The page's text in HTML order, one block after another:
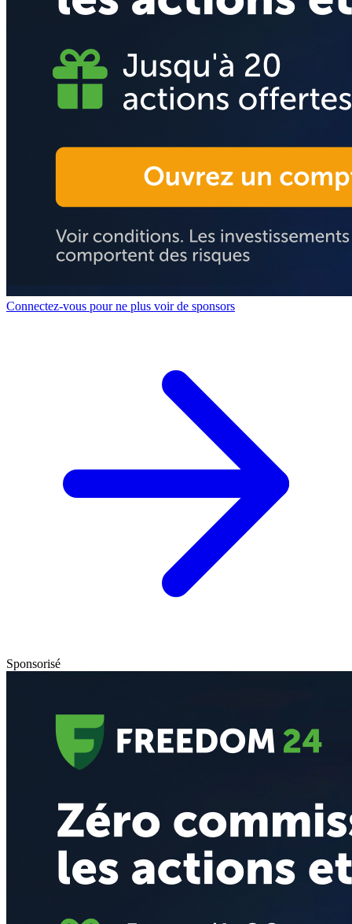
Connectez-vous pour ne plus voir de sponsors
Sponsorisé